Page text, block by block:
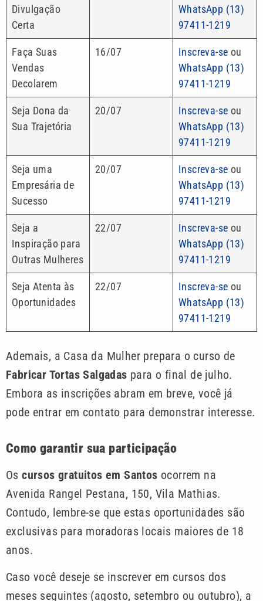
Divulgação
Certa
WhatsApp (13)
97411-1219
Faça Suas
Vendas
Decolarem
16/07 Inscreva-se ou
WhatsApp (13)
97411-1219
Seja Dona da
Sua Trajetória
20/07 Inscreva-se ou
WhatsApp (13)
97411-1219
Seja uma
Empresária de
Sucesso
20/07 Inscreva-se ou
WhatsApp (13)
97411-1219
Seja a
Inspiração para
Outras Mulheres
22/07 Inscreva-se ou
WhatsApp (13)
97411-1219
Seja Atenta às
Oportunidades
22/07 Inscreva-se ou
WhatsApp (13)
97411-1219
Ademais, a Casa da Mulher prepara o curso de
Fabricar Tortas Salgadas para o final de julho.
Embora as inscrições abram em breve, você já
pode entrar em contato para demonstrar interesse.
Como garantir sua participação
Oscursos gratuitos em Santos ocorrem na
Avenida Rangel Pestana, 150, Vila Mathias.
Contudo, lembre-se que estas oportunidades são
exclusivas para moradoras locais maiores de 18
anos.
Caso você deseje se inscrever em cursos dos
meses seguintes (agosto, setembro ou outubro), a